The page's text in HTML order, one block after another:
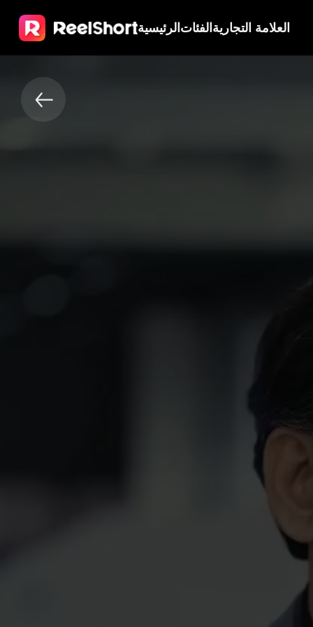
الرئيسيةالفئاتالعلامة التجارية